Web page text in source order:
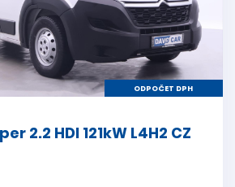
ODPOČET DPH
2.2 HDI 121kW L4H2 CZ